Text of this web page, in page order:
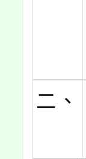
二、